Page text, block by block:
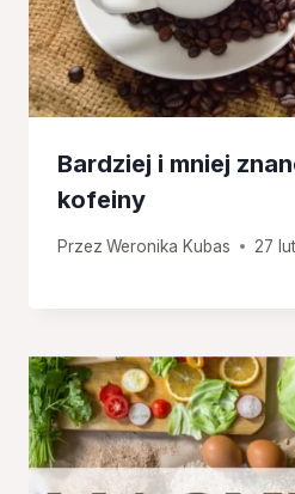
Bardziej i mniej
kofeiny
Przez Weronika Kubas 27